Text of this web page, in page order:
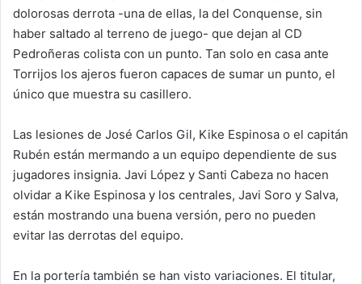
dolorosas derrota -una de ellas, la del Conquense, sin
haber saltado al terreno de juego- que dejan al CD
Pedroñeras colista con un punto. Tan solo en casa ante
Torrijos los ajeros fueron capaces de sumar un punto, el
único que muestra su casillero.
Las lesiones de José Carlos Gil, Kike Espinosa o el capitán
Rubén están mermando a un equipo dependiente de sus
jugadores insignia. Javi López y Santi Cabeza no hacen
olvidar a Kike Espinosa y los centrales, Javi Soro y Salva,
están mostrando una buena versión, pero no pueden
evitar las derrotas del equipo.
En la portería también se han visto variaciones. El titular,